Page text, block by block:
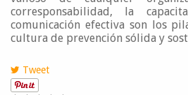
corresponsabilidad, la
comunicación efectiva son los
cultura de prevención sólida y
Tweet